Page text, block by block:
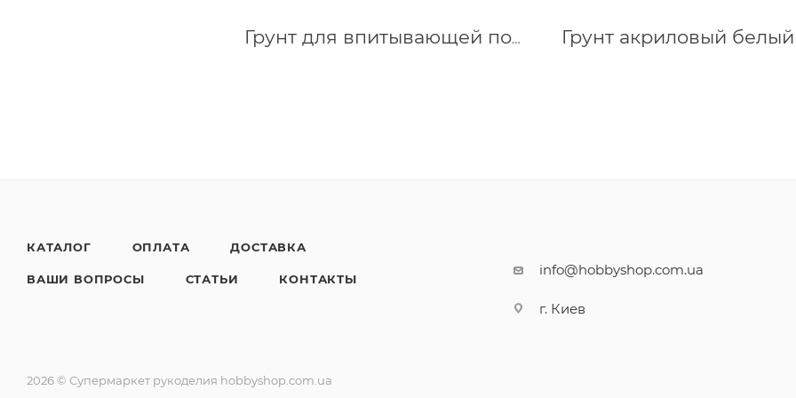
Грунт для впитывающей поверхности Porzellan Kreul, 20 мл 16272
КАТАЛОГ ОПЛАТА ДОСТАВКА
ВАШИ ВОПРОСЫ СТАТЬИ КОНТАКТЫ
info@hobbyshop.com.ua
г. Киев
2026 © Супермаркет рукоделия hobbyshop.com.ua